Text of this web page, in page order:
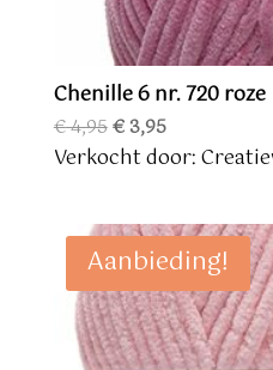
Chenille 6 nr. 720 roze
€4,95Oorspronkelijke
prijs
€3,95Huidige
prijs
Verkocht door:
Aanbieding!